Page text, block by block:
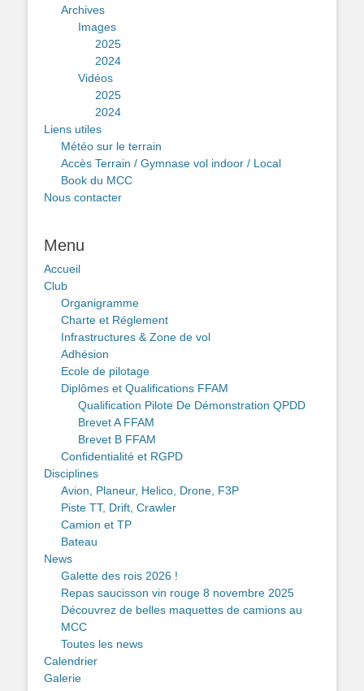
Archives
Images
2025
2024
Vidéos
2025
2024
Liens utiles
Météo sur le terrain
Accès Terrain / Gymnase vol indoor / Local
Book du MCC
Nous contacter
Menu
Accueil
Club
Organigramme
Charte et Réglement
Infrastructures & Zone de vol
Adhésion
Ecole de pilotage
Diplômes et Qualifications FFAM
Qualification Pilote De Démonstration QPDD
Brevet A FFAM
Brevet B FFAM
Confidentialité et RGPD
Disciplines
Avion, Planeur, Helico, Drone, F3P
Piste TT, Drift, Crawler
Camion et TP
Bateau
News
Galette des rois 2026 !
Repas saucisson vin rouge 8 novembre 2025
Découvrez de belles maquettes de camions au
MCC
Toutes les news
Calendrier
Galerie